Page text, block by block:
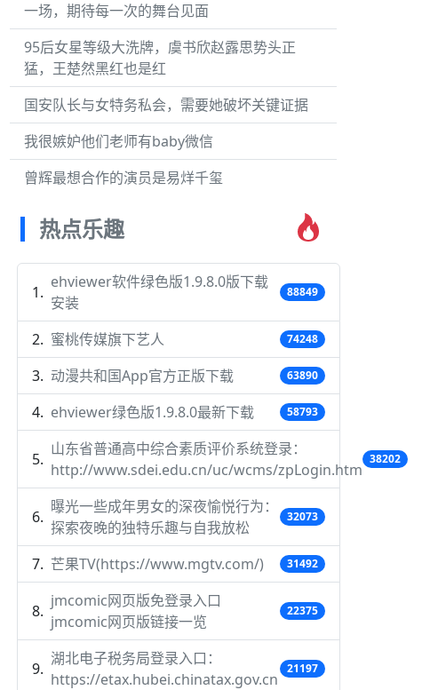
一场，期待每一次的舞台见面
95后女星等级大洗牌，虞书欣赵露思势头正
猛，王楚然黑红也是红
国安队长与女特务私会，需要她破坏关键证据
我很嫉妒他们老师有baby微信
曾辉最想合作的演员是易烊千玺
热点乐趣
ehviewer软件绿色版1.9.8.0版下载
安装
88849
蜜桃传媒旗下艺人 74248
动漫共和国App官方正版下载 63890
ehviewer绿色版1.9.8.0最新下载 58793
山东省普通高中综合素质评价系统登录：
http://www.sdei.edu.cn/uc/wcms/zpLogin.htm
38202
曝光一些成年男女的深夜愉悦行为：
探索夜晚的独特乐趣与自我放松
32073
芒果TV(https://www.mgtv.com/) 31492
jmcomic网页版免登录入口
jmcomic网页版链接一览
22375
湖北电子税务局登录入口：
https://etax.hubei.chinatax.gov.cn
21197